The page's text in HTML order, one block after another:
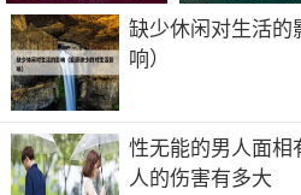
2、．别跟我提开学，伤感情。2
开学，长胖，没对象，缺钱。3
都没有，不想开学。4．告诉你
学了。
3、不想开学的搞笑朋友圈文案
不想开学 别跟我提开学，伤感
缺少休闲对生活的
响）
性无能的男人面相
人的伤害有多大